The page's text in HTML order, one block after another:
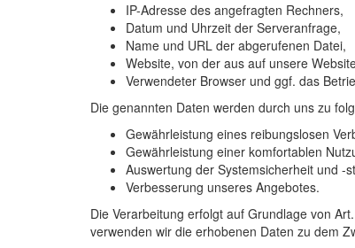
IP-Adresse des angefragten Rechners,
Datum und Uhrzeit der Serveranfrage,
Name und URL der abgerufenen Datei,
Website, von der aus auf unsere
Verwendeter Browser und ggf. das
Die genannten Daten werden durch uns zu
Gewährleistung eines reibungslosen
Gewährleistung einer komfortablen
Auswertung der Systemsicherheit und -
Verbesserung unseres Angebotes.
Die Verarbeitung erfolgt auf Grundlage von
verwenden wir die erhobenen Daten zu dem